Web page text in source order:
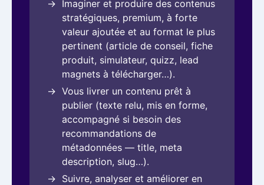
Imaginer et produire des contenus
stratégiques, premium, à forte
valeur ajoutée et au format le plus
pertinent (article de conseil, fiche
produit, simulateur, quizz, lead
magnets à télécharger…).
Vous livrer un contenu prêt à
publier (texte relu, mis en forme,
accompagné si besoin des
recommandations de
métadonnées — title, meta
description, slug…).
Suivre, analyser et améliorer en